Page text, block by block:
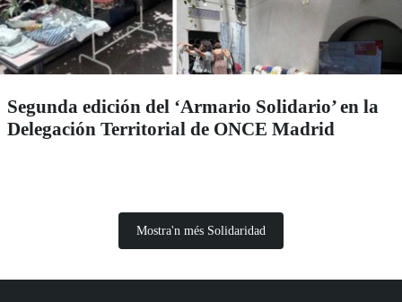
Segunda edición del ‘Armario Solidario’ en la
Delegación Territorial de ONCE Madrid
Mostra'n més Solidaridad